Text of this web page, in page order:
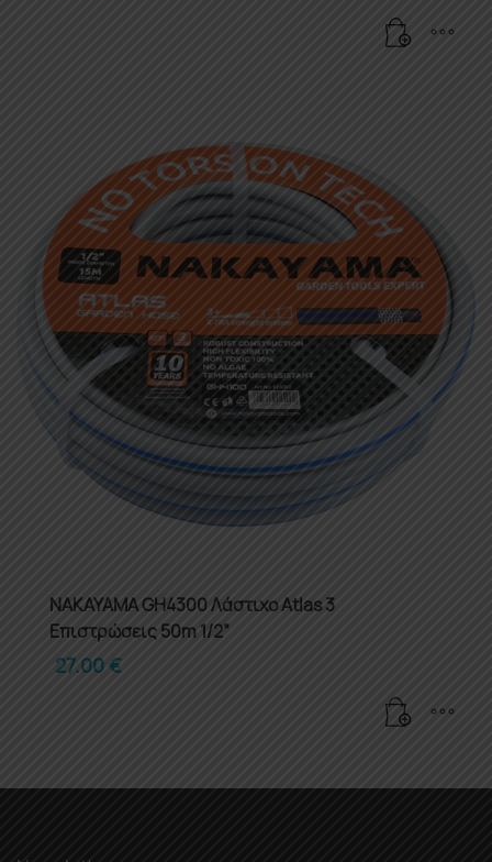
NAKAYAMA GH4300 Λάστιχο Atlas 3
Επιστρώσεις 50m 1/2”
27.00€